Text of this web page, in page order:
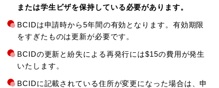
または学生ビザを保持している必要があります。
BCIDは申請時から5年間の有効となります。有効期限
をすぎたものは更新が必要です。
BCIDの更新と紛失による再発行には$15の費用が発生
いたします。
BCIDに記載されている住所が変更になった場合は、申